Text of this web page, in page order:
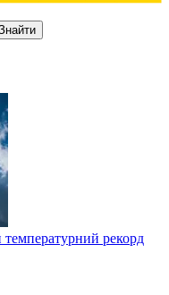
температурний рекорд